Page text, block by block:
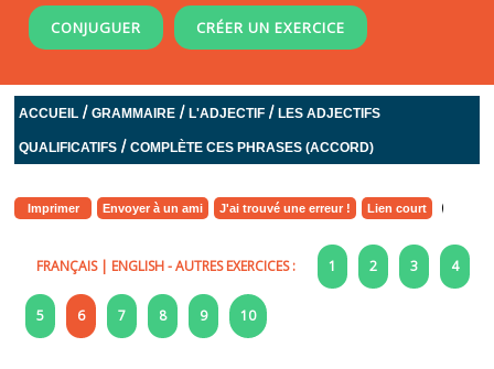
CONJUGUER CRÉER UN EXERCICE
ACCUEIL /GRAMMAIRE /L'ADJECTIF /LES ADJECTIFS
QUALIFICATIFS /COMPLÈTE CES PHRASES (ACCORD)
Imprimer Envoyer à un ami J'ai trouvé une erreur ! Lien court
FRANÇAIS| ENGLISH- AUTRES EXERCICES : 1 2 3 4
5 6 7 8 9 10